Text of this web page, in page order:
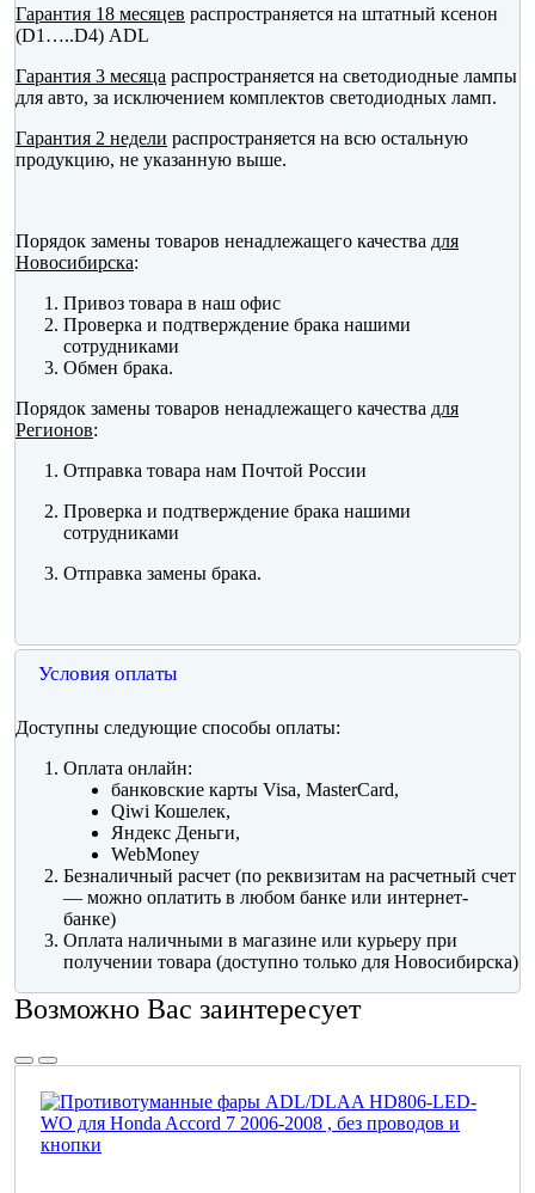
Гарантия 18 месяцев распространяется на штатный ксенон
(D1…..D4) ADL
Гарантия 3 месяца распространяется на светодиодные лампы
для авто, за исключением комплектов светодиодных ламп.
Гарантия 2 недели распространяется на всю остальную
продукцию, не указанную выше.
Порядок замены товаров ненадлежащего качества для
Новосибирска:
Привоз товара в наш офис
Проверка и подтверждение брака нашими
сотрудниками
Обмен брака.
Порядок замены товаров ненадлежащего качества для
Регионов:
Отправка товара нам Почтой России
Проверка и подтверждение брака нашими
сотрудниками
Отправка замены брака.
Условия оплаты
Доступны следующие способы оплаты:
Оплата онлайн:
банковские карты Visa, MasterCard,
Qiwi Кошелек,
Яндекс Деньги,
WebMoney
Безналичный расчет (по реквизитам на расчетный счет
— можно оплатить в любом банке или интернет-
банке)
Оплата наличными в магазине или курьеру при
получении товара (доступно только для Новосибирска)
Возможно Вас заинтересует